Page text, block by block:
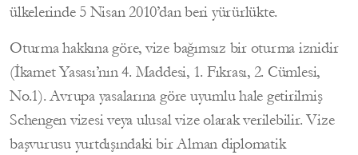
ülkelerinde 5 Nisan 2010’dan beri yürürlükte.
Oturma hakkına göre, vize bağımsız bir oturma iznidir
(İkamet Yasası’nın 4. Maddesi, 1. Fıkrası, 2. Cümlesi,
No.1). Avrupa yasalarına göre uyumlu hale getirilmiş
Schengen vizesi veya ulusal vize olarak verilebilir. Vize
başvurusu yurtdışındaki bir Alman diplomatik